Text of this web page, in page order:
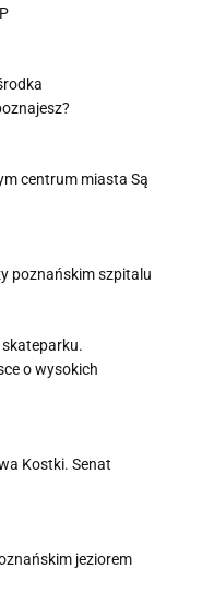
centrum miasta Są
poznańskim szpitalu
o wysokich
Kostki. Senat
jeziorem